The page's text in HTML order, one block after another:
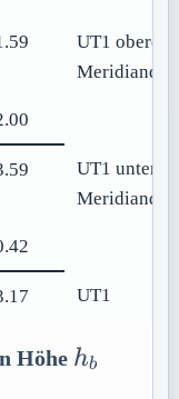
UT1 oberer
UT1 unterer
UT1
Höhe h_b
hb